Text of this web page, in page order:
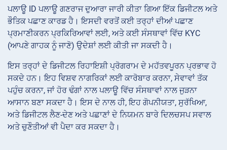
ਪਲਾਊ ID ਪਲਾਊ ਗਣਰਾਜ ਦੁਆਰਾ ਜਾਰੀ ਕੀਤਾ ਗਿਆ ਇੱਕ ਡਿਜੀਟਲ ਅਤੇ
ਭੌਤਿਕ ਪਛਾਣ ਕਾਰਡ ਹੈ। ਇਸਦੀ ਵਰਤੋਂ ਕਈ ਤਰ੍ਹਾਂ ਦੀਆਂ ਪਛਾਣ
ਪ੍ਰਮਾਣੀਕਰਨ ਪ੍ਰਕਿਰਿਆਵਾਂ ਲਈ, ਅਤੇ ਕਈ ਸੰਸਥਾਵਾਂ ਵਿੱਚ KYC
(ਆਪਣੇ ਗਾਹਕ ਨੂੰ ਜਾਣੋ) ਉਦੇਸ਼ਾਂ ਲਈ ਕੀਤੀ ਜਾ ਸਕਦੀ ਹੈ।
ਇਸ ਤਰ੍ਹਾਂ ਦੇ ਡਿਜੀਟਲ ਰਿਹਾਇਸ਼ੀ ਪ੍ਰੋਗਰਾਮ ਦੇ ਮਹੱਤਵਪੂਰਨ ਪ੍ਰਭਾਵ ਹੋ
ਸਕਦੇ ਹਨ। ਇਹ ਵਿਸ਼ਵ ਨਾਗਰਿਕਾਂ ਲਈ ਕਾਰੋਬਾਰ ਕਰਨਾ, ਸੇਵਾਵਾਂ ਤੱਕ
ਪਹੁੰਚ ਕਰਨਾ, ਜਾਂ ਹੋਰ ਢੰਗਾਂ ਨਾਲ ਪਲਾਊ ਵਿੱਚ ਸੰਸਥਾਵਾਂ ਨਾਲ ਜੁੜਨਾ
ਆਸਾਨ ਬਣਾ ਸਕਦਾ ਹੈ। ਇਸ ਦੇ ਨਾਲ ਹੀ, ਇਹ ਗੋਪਨੀਯਤਾ, ਸੁਰੱਖਿਆ,
ਅਤੇ ਡਿਜੀਟਲ ਲੈਣ-ਦੇਣ ਅਤੇ ਪਛਾਣਾਂ ਦੇ ਨਿਯਮਨ ਬਾਰੇ ਦਿਲਚਸਪ ਸਵਾਲ
ਅਤੇ ਚੁਣੌਤੀਆਂ ਵੀ ਪੈਦਾ ਕਰ ਸਕਦਾ ਹੈ।